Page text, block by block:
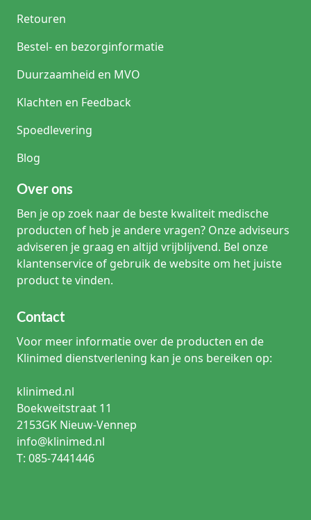
Retouren
Bestel- en bezorginformatie
Duurzaamheid en MVO
Klachten en Feedback
Spoedlevering
Blog
Over ons
Ben je op zoek naar de beste kwaliteit medische
producten of heb je andere vragen? Onze adviseurs
adviseren je graag en altijd vrijblijvend. Bel onze
klantenservice of gebruik de website om het juiste
product te vinden.
Contact
Voor meer informatie over de producten en de
Klinimed dienstverlening kan je ons bereiken op:
klinimed.nl
Boekweitstraat 11
2153GK Nieuw-Vennep
info@klinimed.nl
T: 085-7441446